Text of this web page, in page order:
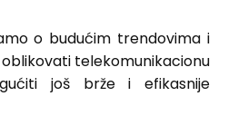
o budućim trendovima i
telekomunikacionu
još brže i efikasnije